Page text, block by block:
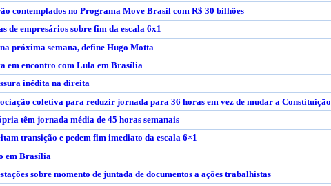
contemplados no Programa Move Brasil com R$ 30 bilhões
de empresários sobre fim da escala 6x1
próxima semana, define Hugo Motta
em encontro com Lula em Brasília
inédita na direita
coletiva para reduzir jornada para 36 horas em vez de mudar a Constituição
têm jornada média de 45 horas semanais
transição e pedem fim imediato da escala 6×1
em Brasília
sobre momento de juntada de documentos a ações trabalhistas